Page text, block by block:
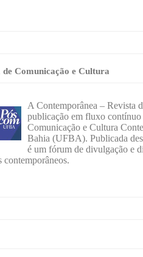
Comunicação e Cultura
A Contemporânea – Revista
publicação em fluxo contínuo
Comunicação e Cultura
Bahia (UFBA). Publicada
é um fórum de divulgação e